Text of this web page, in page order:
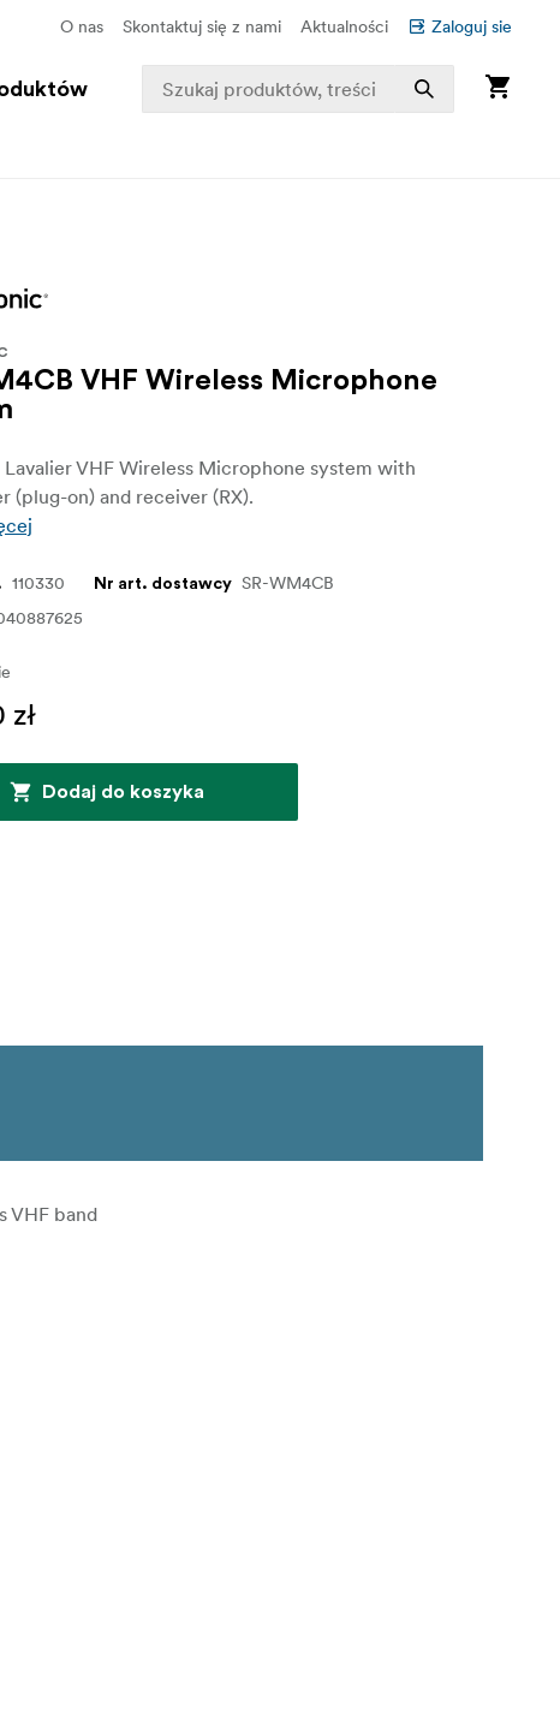
O nas Skontaktuj się z nami Aktualności Zaloguj sie
VHF Wireless Microphone
VHF Wireless Microphone system with
(plug-on) and receiver (RX).
110330 Nr art. dostawcy SR-WM4CB
Dodaj do koszyka
VHF band